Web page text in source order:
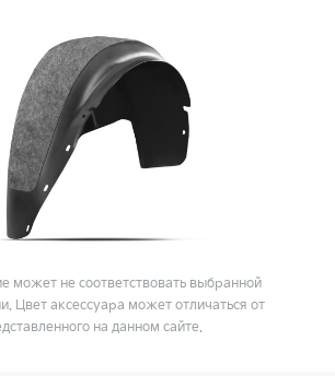
может не соответствовать выбранной
Цвет аксессуара может отличаться от
на данном сайте.